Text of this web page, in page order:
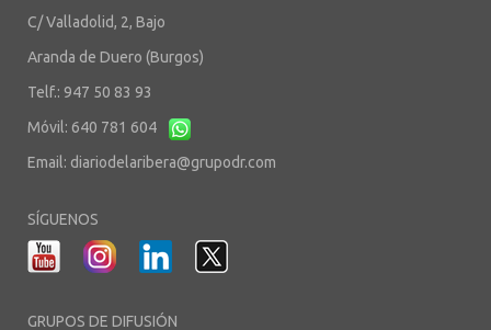
C/ Valladolid, 2, Bajo
Aranda de Duero (Burgos)
Telf.: 947 50 83 93
Móvil: 640 781 604
Email: diariodelaribera@grupodr.com
SÍGUENOS
GRUPOS DE DIFUSIÓN